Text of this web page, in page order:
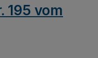
195 vom